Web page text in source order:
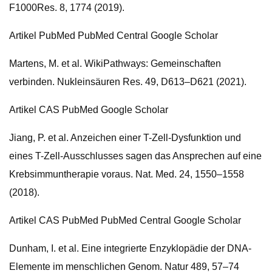
F1000Res. 8, 1774 (2019).
Artikel PubMed PubMed Central Google Scholar
Martens, M. et al. WikiPathways: Gemeinschaften
verbinden. Nukleinsäuren Res. 49, D613–D621 (2021).
Artikel CAS PubMed Google Scholar
Jiang, P. et al. Anzeichen einer T-Zell-Dysfunktion und
eines T-Zell-Ausschlusses sagen das Ansprechen auf eine
Krebsimmuntherapie voraus. Nat. Med. 24, 1550–1558
(2018).
Artikel CAS PubMed PubMed Central Google Scholar
Dunham, I. et al. Eine integrierte Enzyklopädie der DNA-
Elemente im menschlichen Genom. Natur 489, 57–74